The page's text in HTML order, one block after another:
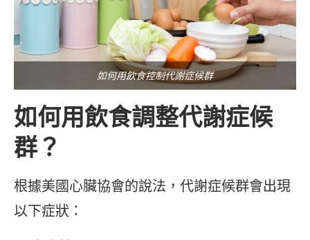
如何用飲食控制代謝症候群
如何用飲食調整代謝症候
群？
根據美國心臟協會的說法，代謝症候群會出現
以下症狀：